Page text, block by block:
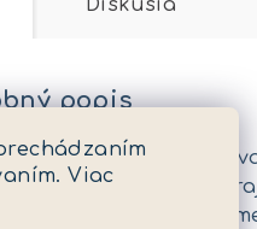
Viac
Diskusia
popis
natur-štvorcový
keď si v ňom deti
diely dosiek.